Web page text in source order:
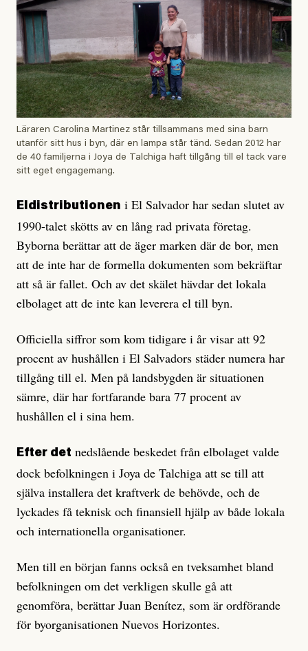
Läraren Carolina Martinez står tillsammans med sina barn
utanför sitt hus i byn, där en lampa står tänd. Sedan 2012 har
de 40 familjerna i Joya de Talchiga haft tillgång till el tack vare
sitt eget engagemang.
Eldistributionen i El Salvador har sedan slutet av
1990-talet skötts av en lång rad privata företag.
Byborna berättar att de äger marken där de bor, men
att de inte har de formella dokumenten som bekräftar
att så är fallet. Och av det skälet hävdar det lokala
elbolaget att de inte kan leverera el till byn.
Officiella siffror som kom tidigare i år visar att 92
procent av hushållen i El Salvadors städer numera har
tillgång till el. Men på landsbygden är situationen
sämre, där har fortfarande bara 77 procent av
hushållen el i sina hem.
Efter det nedslående beskedet från elbolaget valde
dock befolkningen i Joya de Talchiga att se till att
själva installera det kraftverk de behövde, och de
lyckades få teknisk och finansiell hjälp av både lokala
och internationella organisationer.
Men till en början fanns också en tveksamhet bland
befolkningen om det verkligen skulle gå att
genomföra, berättar Juan Benítez, som är ordförande
för byorganisationen Nuevos Horizontes.